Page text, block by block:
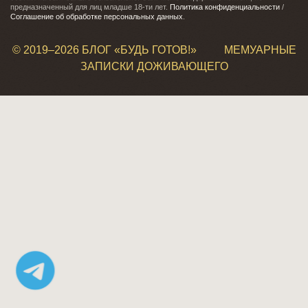
предназначенный для лиц младше 18-ти лет. Политика конфиденциальности /
Соглашение об обработке персональных данных
© 2019–2026 БЛОГ «БУДЬ ГОТОВ!»
МЕМУАРНЫЕ
ЗАПИСКИ ДОЖИВАЮЩЕГО